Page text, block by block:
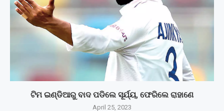
ଟିମ ଇଣ୍ଡିଆରୁ ବାଦ ପଡିଲେ ସୂର୍ଯ୍ୟ, ଫେରିଲେ ରାହାଣେ
April 25, 2023